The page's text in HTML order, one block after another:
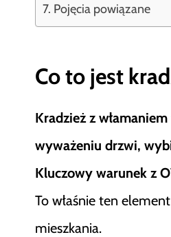
Pojęcia powiązane
Co to jest
Kradzież z
wyważeniu drzwi,
Kluczowy warunek z
To właśnie ten
mieszkania.